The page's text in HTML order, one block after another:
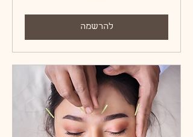
להרשמה